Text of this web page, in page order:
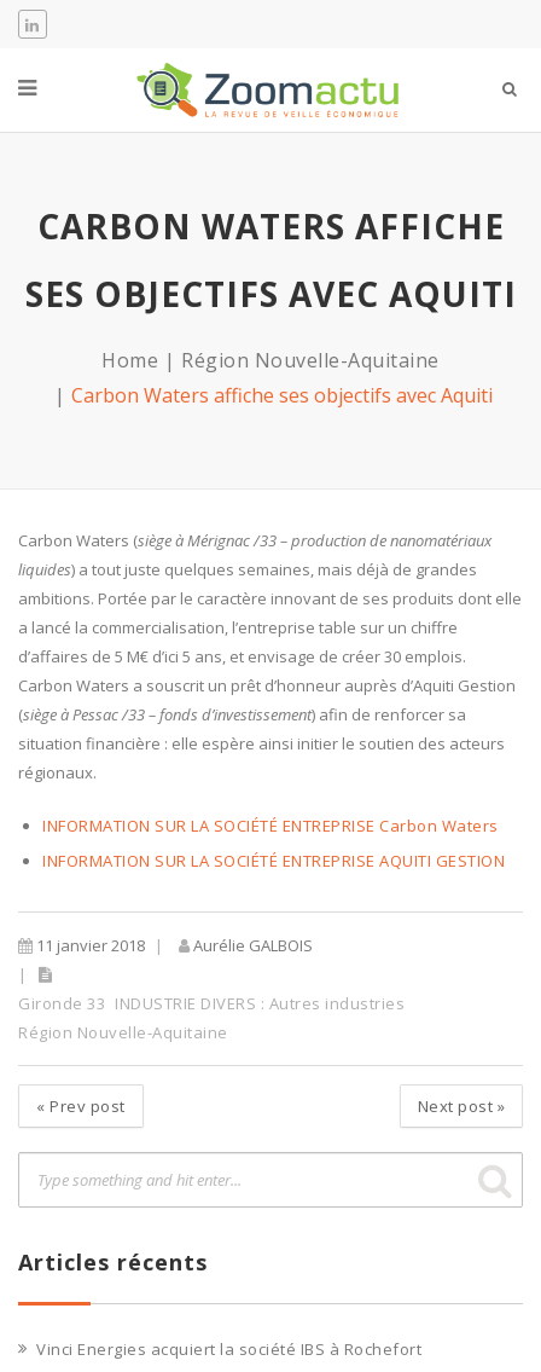
CARBON WATERS AFFICHE
SES OBJECTIFS AVEC AQUITI
Home
Région Nouvelle-Aquitaine
Carbon Waters affiche ses objectifs avec Aquiti
Carbon Waters (siège à Mérignac /33 – production de nanomatériaux
liquides) a tout juste quelques semaines, mais déjà de grandes
ambitions. Portée par le caractère innovant de ses produits dont elle
a lancé la commercialisation, l’entreprise table sur un chiffre
d’affaires de 5 M€ d’ici 5 ans, et envisage de créer 30 emplois.
Carbon Waters a souscrit un prêt d’honneur auprès d’Aquiti Gestion
(siège à Pessac /33 – fonds d’investissement) afin de renforcer sa
situation financière : elle espère ainsi initier le soutien des acteurs
régionaux.
INFORMATION SUR LA SOCIÉTÉ ENTREPRISE Carbon Waters
INFORMATION SUR LA SOCIÉTÉ ENTREPRISE AQUITI GESTION
11 janvier 2018 Aurélie GALBOIS
Gironde 33 INDUSTRIE DIVERS : Autres industries
Région Nouvelle-Aquitaine
« Prev post Next post »
Articles récents
Vinci Energies acquiert la société IBS à Rochefort